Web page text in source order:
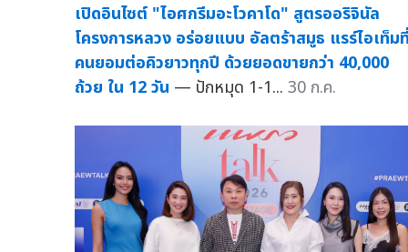
เปิดอินไซต์ "ไอศกรีมอะโวคาโด" สูตรออริจินัล
โครงการหลวง อร่อยแบบ อัลตร้าสมูธ แรร์ไอเท็ม
คนยอมต่อคิวยาวทุกปี ด้วยยอดขายกว่า 40,000
ถ้วย ใน 12 วัน — ปักหมุด 1-1... 30 ก.ค.